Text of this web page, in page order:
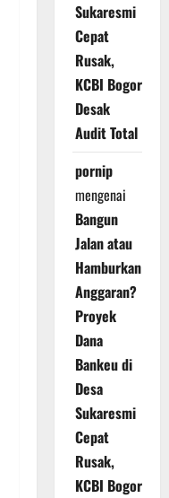
Sukaresmi
Cepat
Rusak,
KCBI Bogor
Desak
Audit Total
pornip
mengenai
Bangun
Jalan atau
Hamburkan
Anggaran?
Proyek
Dana
Bankeu di
Desa
Sukaresmi
Cepat
Rusak,
KCBI Bogor